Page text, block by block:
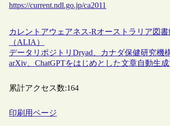
https://current.ndl.go.jp/ca2011
カレントアウェアネス-Rオーストラリア図
（ALIA）
データリポジトリDryad、カナダ保健研究
arXiv、ChatGPTをはじめとした文章自動生
累計アクセス数:164
印刷用ページ